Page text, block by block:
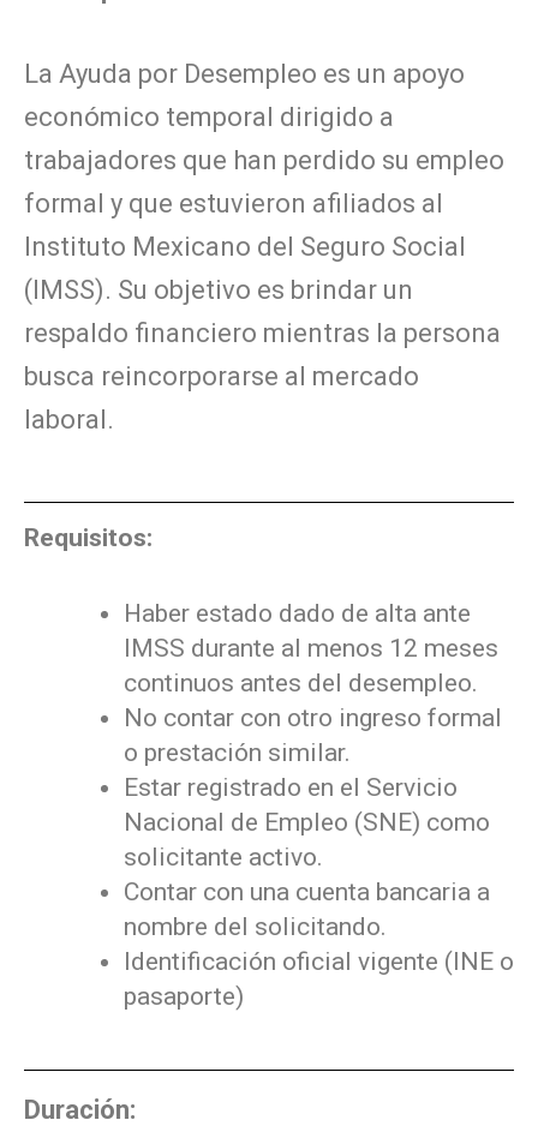
La Ayuda por Desempleo es un apoyo
económico temporal dirigido a
trabajadores que han perdido su empleo
formal y que estuvieron afiliados al
Instituto Mexicano del Seguro Social
(IMSS). Su objetivo es brindar un
respaldo financiero mientras la persona
busca reincorporarse al mercado
laboral.
Requisitos:
Haber estado dado de alta ante
IMSS durante al menos 12 meses
continuos antes del desempleo.
No contar con otro ingreso formal
o prestación similar.
Estar registrado en el Servicio
Nacional de Empleo (SNE) como
solicitante activo.
Contar con una cuenta bancaria a
nombre del solicitando.
Identificación oficial vigente (INE o
pasaporte)
Duración: